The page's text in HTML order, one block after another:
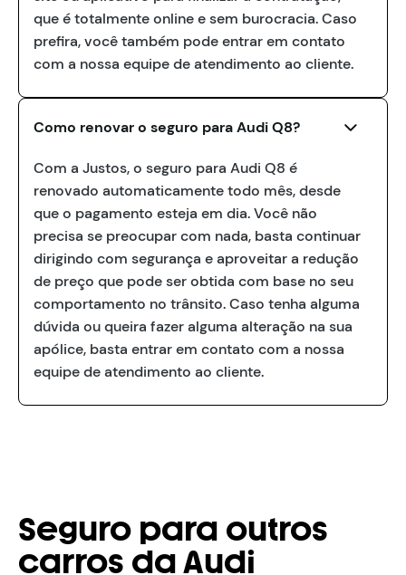
que é totalmente online e sem burocracia. Caso
prefira, você também pode entrar em contato
com a nossa equipe de atendimento ao cliente.
Como renovar o seguro para Audi Q8?
Com a Justos, o seguro para Audi Q8 é
renovado automaticamente todo mês, desde
que o pagamento esteja em dia. Você não
precisa se preocupar com nada, basta continuar
dirigindo com segurança e aproveitar a redução
de preço que pode ser obtida com base no seu
comportamento no trânsito. Caso tenha alguma
dúvida ou queira fazer alguma alteração na sua
apólice, basta entrar em contato com a nossa
equipe de atendimento ao cliente.
Seguro para outros
carros da Audi